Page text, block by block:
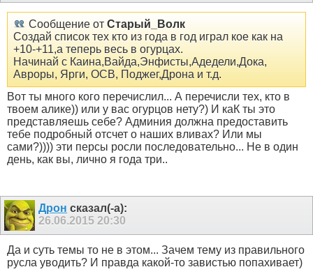
Сообщение от Старый_Волк
Создай список тех кто из года в год играл кое как на
+10-+11,а теперь весь в огурцах.
Начинай с Каина,Вайда,Энфисты,Адедели,Дока,
Авроры, Ярги, ОСВ, Поджег,Дрона и т.д.
Вот ты много кого перечислил... А перечисли тех, кто в
твоем алике)) или у вас огурцов нету?) И каК ты это
представляешь себе? Админия должна предоставить
тебе подробный отсчет о наших вливах? Или мы
сами?)))) эти персы росли последовательно... Не в один
день, как вы, лично я года три..
Дрон сказал(-а):
26.06.2015 20:30
Да и суть темы то не в этом... Зачем тему из правильного
русла уводить? И правда какой-то завистью попахивает)